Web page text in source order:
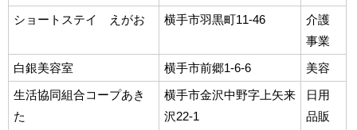
ショートステイ えがお
横手市羽黒町11-46
介護
事業
白銀美容室
横手市前郷1-6-6
美容
生活協同組合コープあき
た
横手市金沢中野字上矢来
沢22-1
日用
品販